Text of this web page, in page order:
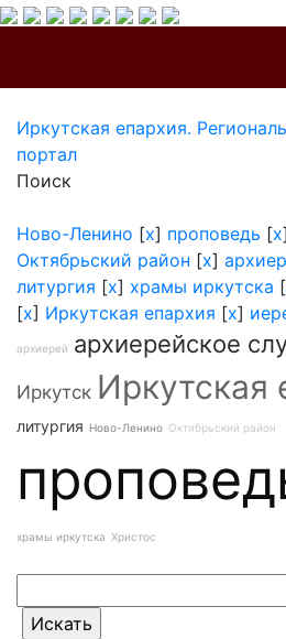
Иркутская епархия.
портал
Поиск
Ново-Ленино [x] проповедь [x]
Октябрьский район [x]
литургия [x] храмы иркутска [
[x] Иркутская епархия [x]
архиерей архиерейское
Иркутск Иркутская
литургия Ново-Ленино Октябрьский район
храмы иркутска Христос